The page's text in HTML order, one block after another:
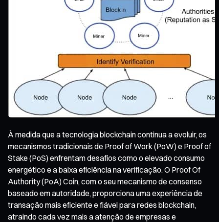
À medida que a tecnologia blockchain continua a evoluir, os
mecanismos tradicionais de Proof of Work (PoW) e Proof of
Stake (PoS) enfrentam desafios como o elevado consumo
energético e a baixa eficiência na verificação. O Proof Of
Authority (PoA) Coin, com o seu mecanismo de consenso
baseado em autoridade, proporciona uma experiência de
transação mais eficiente e fiável para redes blockchain,
atraindo cada vez mais a atenção de empresas e